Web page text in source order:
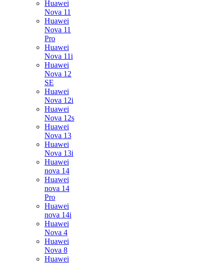
Huawei
Nova 11
Huawei
Nova 11
Pro
Huawei
Nova 11i
Huawei
Nova 12
SE
Huawei
Nova 12i
Huawei
Nova 12s
Huawei
Nova 13
Huawei
Nova 13i
Huawei
nova 14
Huawei
nova 14
Pro
Huawei
nova 14i
Huawei
Nova 4
Huawei
Nova 8
Huawei